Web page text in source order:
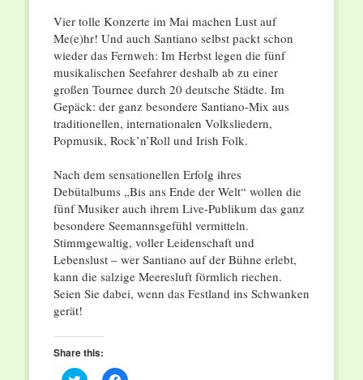
Vier tolle Konzerte im Mai machen Lust auf
Me(e)hr! Und auch Santiano selbst packt schon
wieder das Fernweh: Im Herbst legen die fünf
musikalischen Seefahrer deshalb ab zu einer
großen Tournee durch 20 deutsche Städte. Im
Gepäck: der ganz besondere Santiano-Mix aus
traditionellen, internationalen Volksliedern,
Popmusik, Rock’n’Roll und Irish Folk.
Nach dem sensationellen Erfolg ihres
Debütalbums „Bis ans Ende der Welt“ wollen die
fünf Musiker auch ihrem Live-Publikum das ganz
besondere Seemannsgefühl vermitteln.
Stimmgewaltig, voller Leidenschaft und
Lebenslust – wer Santiano auf der Bühne erlebt,
kann die salzige Meeresluft förmlich riechen.
Seien Sie dabei, wenn das Festland ins Schwanken
gerät!
Share this: